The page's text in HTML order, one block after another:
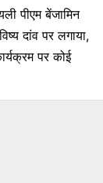
पीएम बेंजामिन
दांव पर लगाया,
पर कोई